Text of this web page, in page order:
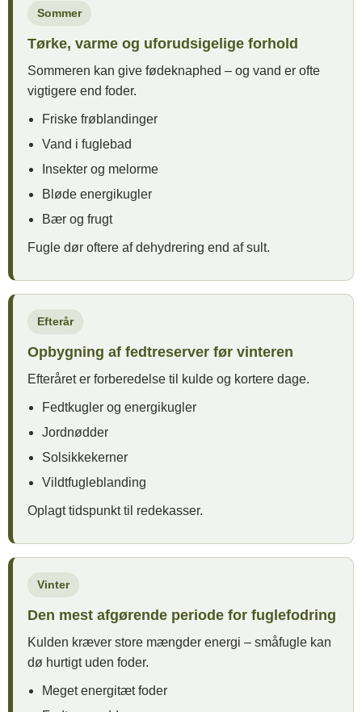
Sommer
Tørke, varme og uforudsigelige forhold
Sommeren kan give fødeknaphed – og vand er ofte
vigtigere end foder.
Friske frøblandinger
Vand i fuglebad
Insekter og melorme
Bløde energikugler
Bær og frugt
Fugle dør oftere af dehydrering end af sult.
Efterår
Opbygning af fedtreserver før vinteren
Efteråret er forberedelse til kulde og kortere dage.
Fedtkugler og energikugler
Jordnødder
Solsikkekerner
Vildtfugleblanding
Oplagt tidspunkt til redekasser.
Vinter
Den mest afgørende periode for fuglefodring
Kulden kræver store mængder energi – småfugle kan
dø hurtigt uden foder.
Meget energitæt foder